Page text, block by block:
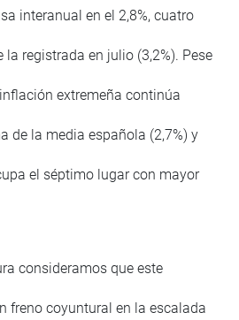
interanual en el 2,8%, cuatro
registrada en julio (3,2%). Pese
extremeña continúa
de la media española (2,7%) y
el séptimo lugar con mayor
consideramos que este
freno coyuntural en la escalada